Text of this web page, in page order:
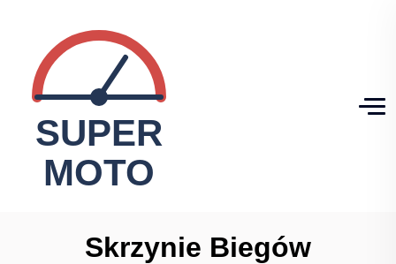
Skrzynie Biegów